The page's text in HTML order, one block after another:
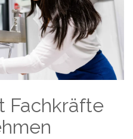
Fachkräfte